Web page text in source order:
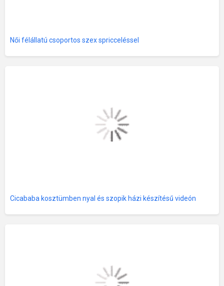
Női félállatú csoportos szex spricceléssel
Cicababa kosztümben nyal és szopik házi készítésű videón